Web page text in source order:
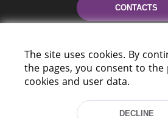
CONTACTS
The site uses cookies. By
the pages, you consent to the
cookies and user data.
DECLINE